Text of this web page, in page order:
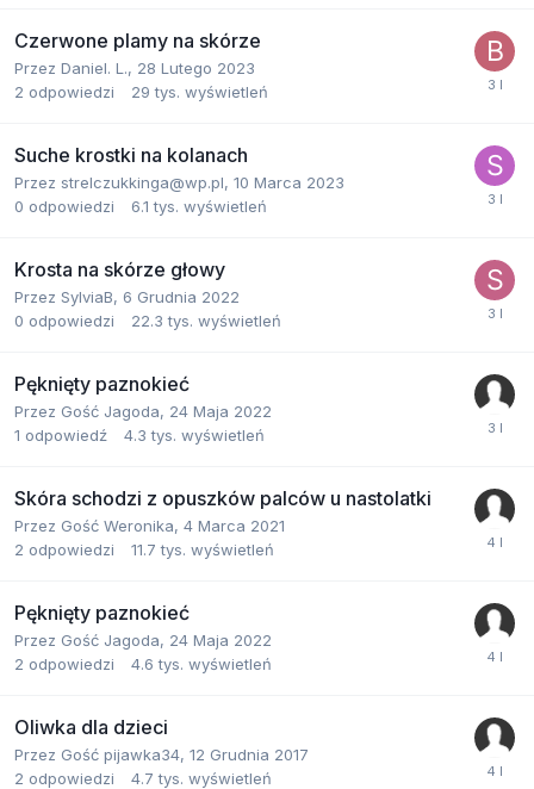
Czerwone plamy na skórze
Przez Daniel. L., 28 Lutego 2023
2 odpowiedzi 29 tys. wyświetleń
Suche krostki na kolanach
Przez strelczukkinga@wp.pl, 10 Marca 2023
0 odpowiedzi 6.1 tys. wyświetleń
Krosta na skórze głowy
Przez SylviaB, 6 Grudnia 2022
0 odpowiedzi 22.3 tys. wyświetleń
Pęknięty paznokieć
Przez Gość Jagoda, 24 Maja 2022
1 odpowiedź 4.3 tys. wyświetleń
Skóra schodzi z opuszków palców u nastolatki
Przez Gość Weronika, 4 Marca 2021
2 odpowiedzi 11.7 tys. wyświetleń
Pęknięty paznokieć
Przez Gość Jagoda, 24 Maja 2022
2 odpowiedzi 4.6 tys. wyświetleń
Oliwka dla dzieci
Przez Gość pijawka34, 12 Grudnia 2017
2 odpowiedzi 4.7 tys. wyświetleń